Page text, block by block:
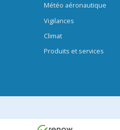
Météo aéronautique
Vigilances
Climat
Produits et services